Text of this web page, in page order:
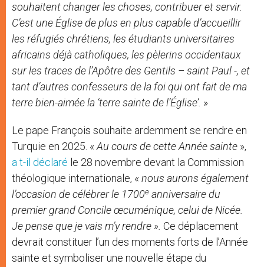
souhaitent changer les choses, contribuer et servir.
C’est une Église de plus en plus capable d’accueillir
les réfugiés chrétiens, les étudiants universitaires
africains déjà catholiques, les pèlerins occidentaux
sur les traces de l’Apôtre des Gentils – saint Paul -, et
tant d’autres confesseurs de la foi qui ont fait de ma
terre bien-aimée la ‘terre sainte de l’Église’. »
Le pape François souhaite ardemment se rendre en
Turquie en 2025. «Au cours de cette Année sainte »,
a t-il déclaré le 28 novembre devant la Commission
théologique internationale, « nous aurons également
l’occasion de célébrer le 1700e anniversaire du
premier grand Concile œcuménique, celui de Nicée.
Je pense que je vais m’y rendre ». Ce déplacement
devrait constituer l’un des moments forts de l’Année
sainte et symboliser une nouvelle étape du